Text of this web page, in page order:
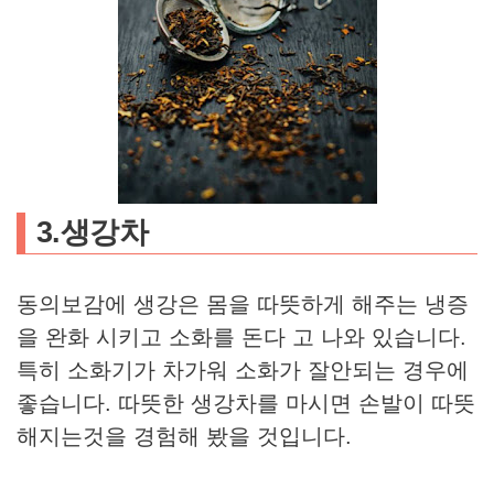
3.생강차
동의보감에 생강은 몸을 따뜻하게 해주는 냉증
을 완화 시키고 소화를 돈다 고 나와 있습니다.
특히 소화기가 차가워 소화가 잘안되는 경우에
좋습니다. 따뜻한 생강차를 마시면 손발이 따뜻
해지는것을 경험해 봤을 것입니다.